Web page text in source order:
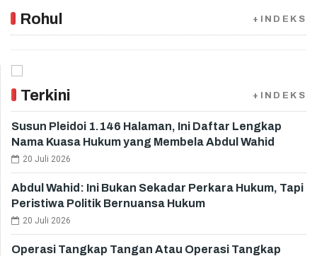
Rohul +INDEKS
Terkini +INDEKS
Susun Pleidoi 1.146 Halaman, Ini Daftar Lengkap
Nama Kuasa Hukum yang Membela Abdul Wahid
20 Juli 2026
Abdul Wahid: Ini Bukan Sekadar Perkara Hukum, Tapi
Peristiwa Politik Bernuansa Hukum
20 Juli 2026
Operasi Tangkap Tangan Atau Operasi Tangkap